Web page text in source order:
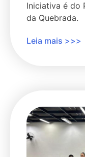
Iniciativa é do
da Quebrada.
Leia mais >>>